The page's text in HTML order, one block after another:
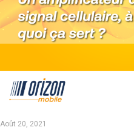
Août 20, 2021